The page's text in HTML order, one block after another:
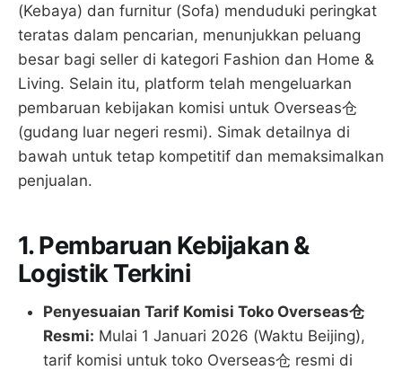
(Kebaya) dan furnitur (Sofa) menduduki peringkat
teratas dalam pencarian, menunjukkan peluang
besar bagi seller di kategori Fashion dan Home &
Living. Selain itu, platform telah mengeluarkan
pembaruan kebijakan komisi untuk Overseas仓
(gudang luar negeri resmi). Simak detailnya di
bawah untuk tetap kompetitif dan memaksimalkan
penjualan.
1. Pembaruan Kebijakan &
Logistik Terkini
Penyesuaian Tarif Komisi Toko Overseas仓
Resmi: Mulai 1 Januari 2026 (Waktu Beijing),
tarif komisi untuk toko Overseas仓 resmi di